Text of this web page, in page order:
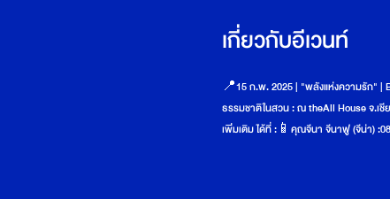
เกี่ยวกับอีเวนท์
📍15 ก.พ. 2025 | "พลังแห่งความรัก" |
ธรรมชาติในสวน : ณ theAll House จ.เ
เพิ่มเติม ได้ที่ :📱คุณจีนา จีนาฟู (จีน่า)